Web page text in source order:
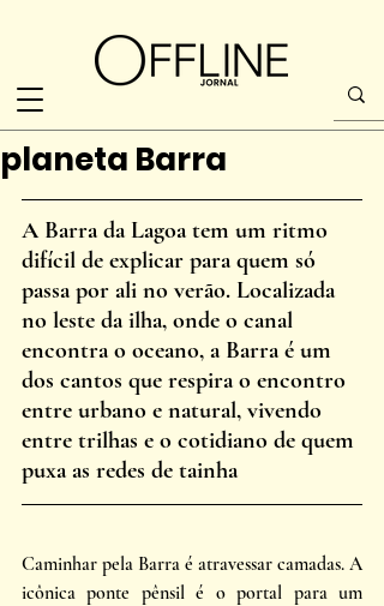
planeta Barra
A Barra da Lagoa tem um ritmo
difícil de explicar para quem só
passa por ali no verão. Localizada
no leste da ilha, onde o canal
encontra o oceano, a Barra é um
dos cantos que respira o encontro
entre urbano e natural, vivendo
entre trilhas e o cotidiano de quem
puxa as redes de tainha
Caminhar pela Barra é atravessar camadas. A
icônica ponte pênsil é o portal para um